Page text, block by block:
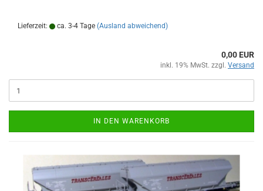
Lieferzeit: ca. 3-4 Tage (Ausland abweichend)
0,00 EUR
inkl. 19% MwSt. zzgl. Versand
IN DEN WARENKORB